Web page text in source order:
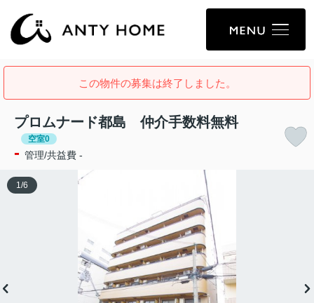
この物件の募集は終了しました。
プロムナード都島 仲介手数料無料
空室0
- 管理/共益費 -
1 /6